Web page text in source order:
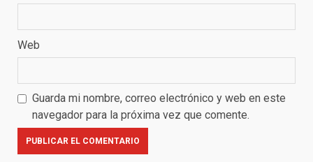
Web
Guarda mi nombre, correo electrónico y web en este
navegador para la próxima vez que comente.